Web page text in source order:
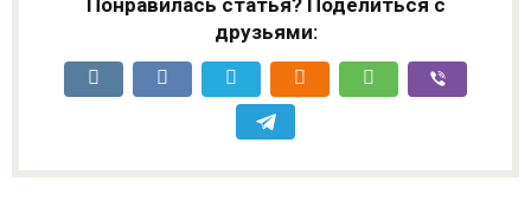
Понравилась статья? Поделиться с
друзьями: